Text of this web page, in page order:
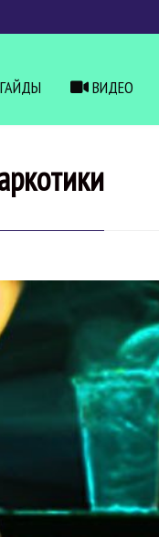
ГАЙДЫ ВИДЕО